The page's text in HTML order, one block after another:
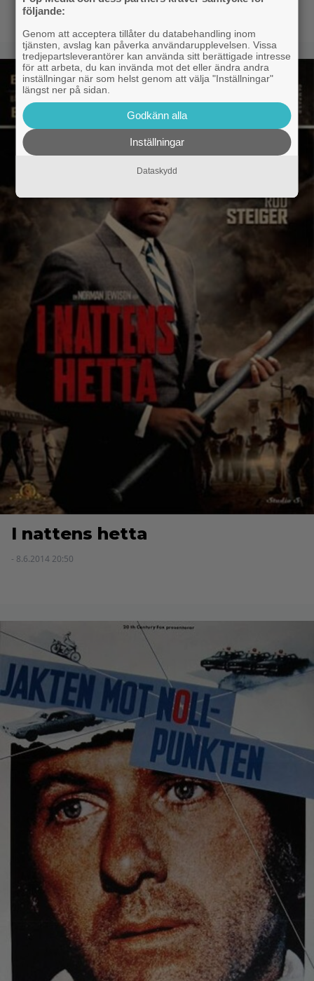
I nattens hetta
- 8.6.2014 20:50
följande:
Genom att acceptera tillåter du databehandling inom
tjänsten, avslag kan påverka användarupplevelsen. Vissa
tredjepartsleverantörer kan använda sitt berättigade intresse
för att arbeta, du kan invända mot det eller ändra andra
inställningar när som helst genom att välja "Inställningar"
längst ner på sidan.
Godkänn alla
Inställningar
Dataskydd